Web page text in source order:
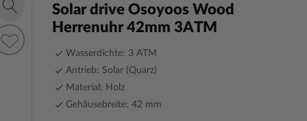
Zoom
in
Solar drive Osoyoos Wood
Herrenuhr 42mm 3ATM
Wasserdichte: 3 ATM
Antrieb: Solar (Quarz)
Material: Holz
Gehäusebreite: 42 mm